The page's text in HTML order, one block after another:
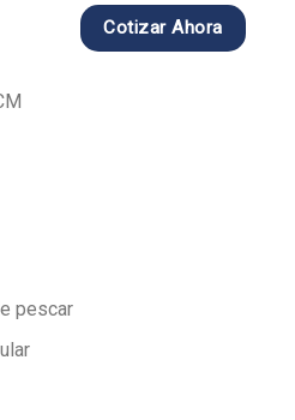
pescar
Cotizar Ahora